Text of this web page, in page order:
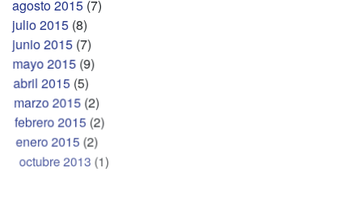
agosto 2015 (7)
julio 2015 (8)
junio 2015 (7)
mayo 2015 (9)
abril 2015(5)
marzo 2015(2)
febrero 2015(2)
enero 2015(2)
octubre 2013(1)